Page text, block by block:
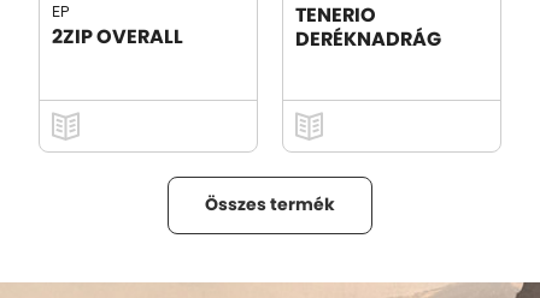
EP
2ZIP OVERALL
TENERIO
DERÉKNADRÁG
Összes termék